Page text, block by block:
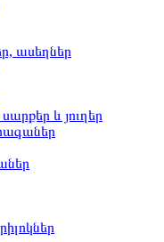
ասեղներ
և յուղեր